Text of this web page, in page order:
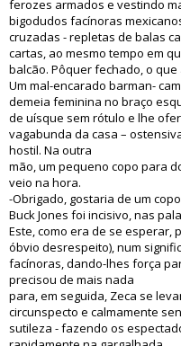
ferozes armados e vestindo
bigodudos facínoras
cruzadas - repletas de balas
cartas, ao mesmo tempo em
balcão. Pôquer fechado, o
Um mal-encarado barman-
demeia feminina no braço
de uísque sem rótulo e lhe
vagabunda da casa –
hostil. Na outra
mão, um pequeno copo para
veio na hora.
-Obrigado, gostaria de um
Buck Jones foi incisivo, nas
Este, como era de se
óbvio desrespeito), num
facínoras, dando-lhes força
precisou de mais nada
para, em seguida, Zeca se
circunspecto e calmamente
sutileza - fazendo os